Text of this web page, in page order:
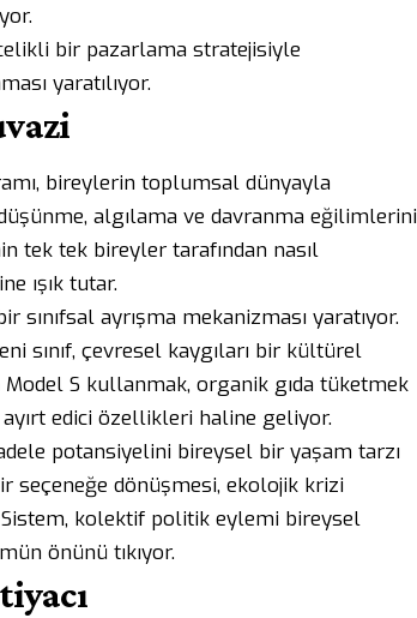
bir pazarlama stratejisiyle
yaratılıyor.
bireylerin toplumsal dünyayla
algılama ve davranma eğilimlerini
tek tek bireyler tarafından nasıl
ışık tutar.
ayrışma mekanizması yaratıyor.
sınıf, çevresel kaygıları bir kültürel
Model S kullanmak, organik gıda tüketmek
ayırt edici özellikleri haline geliyor.
potansiyelini bireysel bir yaşam tarzı
seçeneğe dönüşmesi, ekolojik krizi
kolektif politik eylemi bireysel
önünü tıkıyor.